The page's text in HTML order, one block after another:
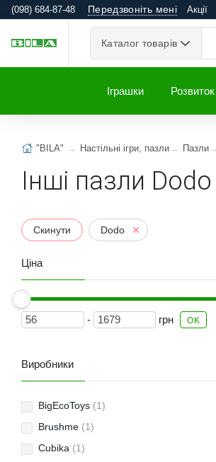
(098) 684-87-48 Передзвоніть мені Акції
Каталог товарів
Іграшки Розвиток
"BILA" Настільні ігри, пазли Пазли
Інші пазли Dodo
Скинути Dodo
Ціна
- грн OK
Виробники
BigEcoToys (1)
Brushme (1)
Cubika (1)